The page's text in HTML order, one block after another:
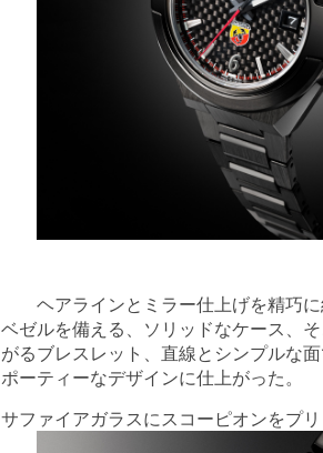
ヘアラインとミラー仕上げを精巧に
ベゼルを備える、ソリッドなケース、
がるブレスレット、直線とシンプルな
ポーティーなデザインに仕上がった。
サファイアガラスにスコーピオンをプ